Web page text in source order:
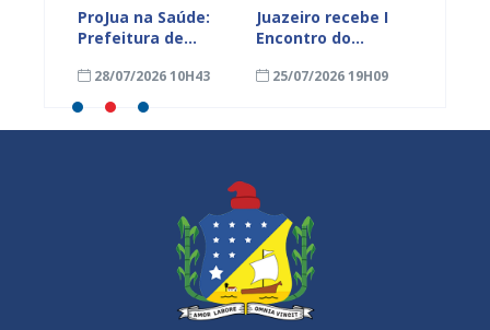
ProJua na Saúde:
Prefeitura de
28ª Unidade Básica
de Saúde
28/07/2026 10H43
Juazeiro recebe I
Encontro do
do Vale do Rio São
25/07/2026 19H09